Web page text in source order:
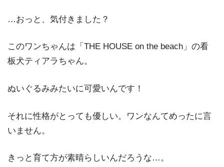
…おっと、気付きました？
このワンちゃんは「THE HOUSE on the beach」の看
板犬ティアラちゃん。
ぬいぐるみみたいに可愛いんです！
それに性格がとっても優しい。ワンなんてめったに言
いません。
きっと育て方が素晴らしいんだろうな…。